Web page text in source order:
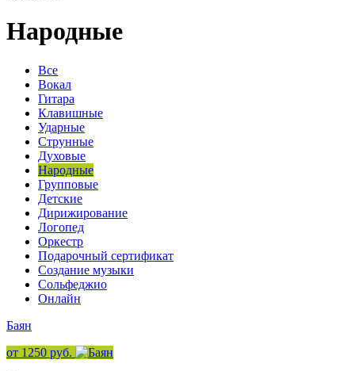
Народные
Все
Вокал
Гитара
Клавишные
Ударные
Струнные
Духовые
Народные
Групповые
Детские
Дирижирование
Логопед
Оркестр
Подарочный сертификат
Создание музыки
Сольфеджио
Онлайн
Баян
от 1250 руб.